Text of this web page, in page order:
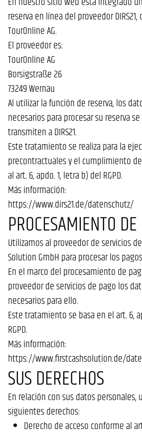
reserva en línea del proveedor
TourOnline AG.
El proveedor es:
TourOnline AG
Borsigstraße 26
73249 Wernau
Al utilizar la función de reserva, los
necesarios para procesar su reserva
transmiten a DIRS21.
Este tratamiento se realiza para la
precontractuales y el cumplimiento
al art. 6, apdo. 1, letra b) del RGPD.
Más información:
https://www.dirs21.de/datenschutz/
PROCESAMIENTO
Utilizamos al proveedor de servicios
Solution GmbH para procesar los
En el marco del procesamiento de
proveedor de servicios de pago los
necesarios para ello.
Este tratamiento se basa en el art. 6,
RGPD.
Más información:
https://www.firstcashsolution.de/
SUS DERECHOS
En relación con sus datos
siguientes derechos:
Derecho de acceso conforme al